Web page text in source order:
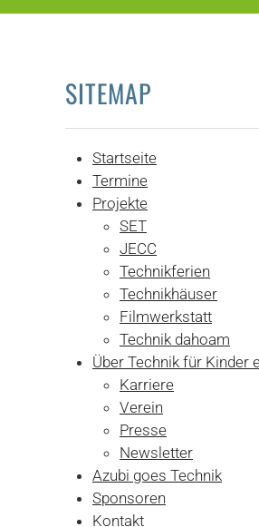
SITEMAP
Startseite
Termine
Projekte
SET
JECC
Technikferien
Technikhäuser
Filmwerkstatt
Technik dahoam
Über Technik für Kinder
Karriere
Verein
Presse
Newsletter
Azubi goes Technik
Sponsoren
Kontakt